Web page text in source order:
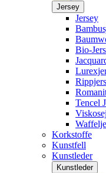
Jersey
Jersey
Bio-
Tencel
Korkstoffe
Kunstfell
Kunstleder
Kunstleder